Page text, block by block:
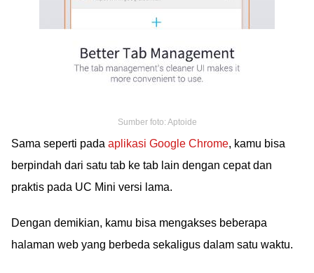
Sumber foto: Aptoide
Sama seperti pada aplikasi Google Chrome, kamu bisa
berpindah dari satu tab ke tab lain dengan cepat dan
praktis pada UC Mini versi lama.
Dengan demikian, kamu bisa mengakses beberapa
halaman web yang berbeda sekaligus dalam satu waktu.